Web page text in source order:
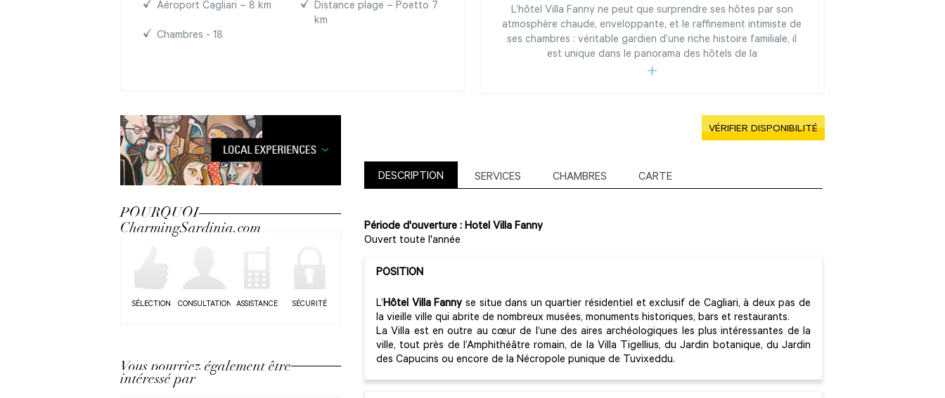
Aéroport Cagliari – 8 km
Distance plage – Poetto 7
km
Chambres - 18
L’hôtel Villa Fanny ne peut que surprendre ses hôtes par son
atmosphère chaude, enveloppante, et le raffinement intimiste de
ses chambres : véritable gardien d’une riche histoire familiale, il
est unique dans le panorama des hôtels de la
POURQUOI
CharmingSardinia.com
SÉLECTION CONSULTATION ASSISTANCE SÉCURITÉ
Vous pourriez également être
intéressé par
VÉRIFIER DISPONIBILITÉ
DESCRIPTION SERVICES CHAMBRES CARTE
Période d'ouverture : Hotel Villa Fanny
Ouvert toute l'année
POSITION
L’Hôtel Villa Fannyse situe dans un quartier résidentiel et exclusif de Cagliari, à deux pas de
la vieille ville qui abrite de nombreux musées, monuments historiques, bars et restaurants.
La Villa est en outre au cœur de l’une des aires archéologiques les plus intéressantes de la
ville, tout près de l’Amphithéâtre romain, de la Villa Tigellius, du Jardin botanique, du Jardin
des Capucins ou encore de la Nécropole punique de Tuvixeddu.